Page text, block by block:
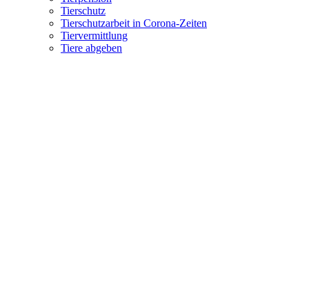
Tierschutz
Tierschutzarbeit in Corona-Zeiten
Tiervermittlung
Tiere abgeben